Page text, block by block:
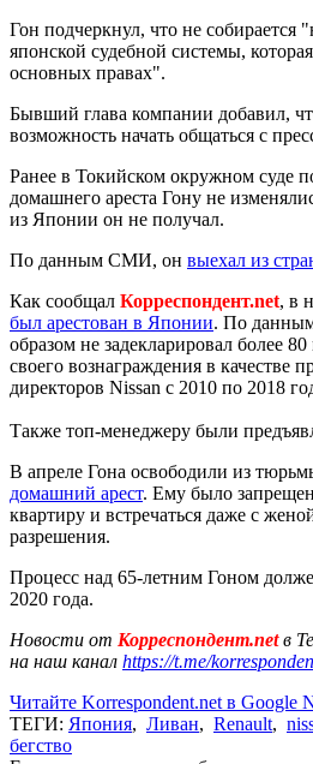
Гон подчеркнул, что не собирается
японской судебной системы,
основных правах".
Бывший глава компании добавил,
возможность начать общаться с
Ранее в Токийском окружном суде
домашнего ареста Гону не
из Японии он не получал.
По данным СМИ, он выехал из
Как сообщал Корреспондент.net, в
был арестован в Японии. По
образом не задекларировал более
своего вознаграждения в качестве
директоров Nissan с 2010 по 2018
Также топ-менеджеру были
В апреле Гона освободили из
домашний арест. Ему было
квартиру и встречаться даже с
разрешения.
Процесс над 65-летним Гоном
2020 года.
Новости от Корреспондент.netв
на наш канал https://t.me/
Читайте Korrespondent.net в Google
ТЕГИ: Япония, Ливан, Renault,
бегство